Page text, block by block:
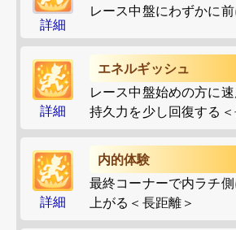
詳細
レース中盤にわずかに
詳細
エネルギッシュ
レース中盤始めの方に
持久力を少し回復する＜
詳細
内的体験
最終コーナーで内ラチ
上がる＜長距離＞